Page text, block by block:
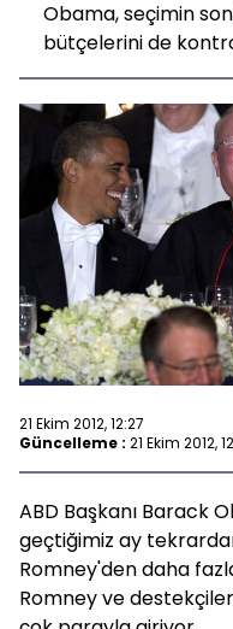
Obama, seçimin
bütçelerini de
21 Ekim 2012, 12:27
Güncelleme : 21 Ekim 2012,
ABD Başkanı Barack
geçtiğimiz ay
Romney'den daha
Romney ve